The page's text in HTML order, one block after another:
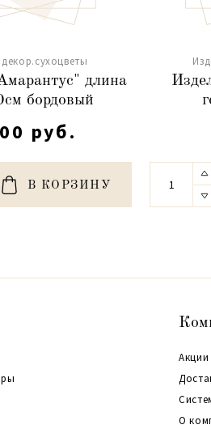
длина
бордовый
руб.
В КОРЗИНУ
О